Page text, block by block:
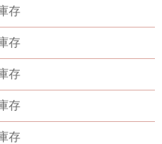
存
存
存
存
存